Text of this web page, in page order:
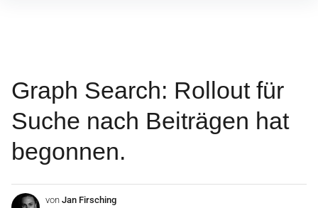
Graph Search: Rollout für
Suche nach Beiträgen hat
begonnen.
von Jan Firsching